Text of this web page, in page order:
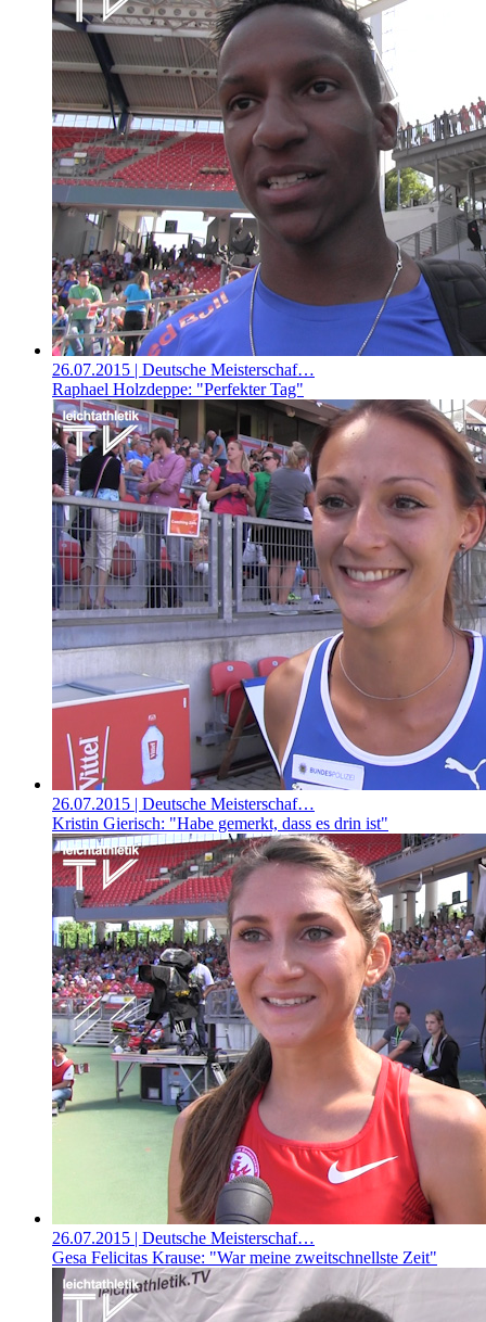
26.07.2015 | Deutsche Meisterschaf…
Raphael Holzdeppe: "Perfekter Tag"
26.07.2015 | Deutsche Meisterschaf…
Kristin Gierisch: "Habe gemerkt, dass es drin ist"
26.07.2015 | Deutsche Meisterschaf…
Gesa Felicitas Krause: "War meine zweitschnellste Zeit"